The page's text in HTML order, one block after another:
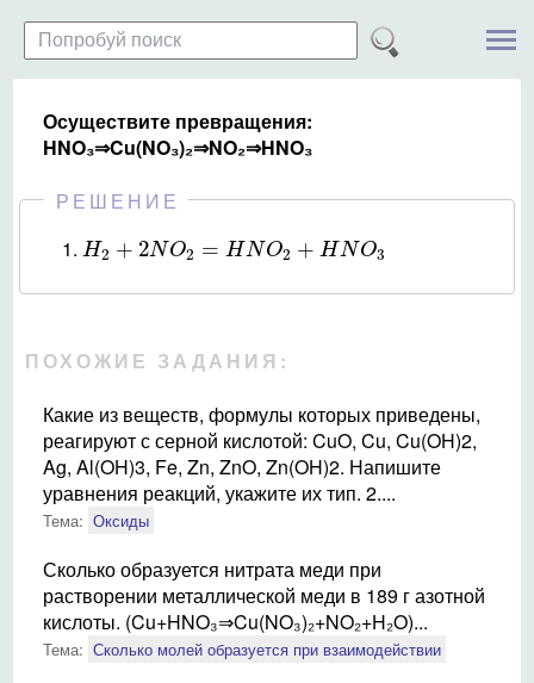
Осуществите превращения:
HNO₃⇒Cu(NO₃)₂⇒NO₂⇒HNO₃
РЕШЕНИЕ
1. H2 + 2NO2 = HNO2 + HNO3
H2 2 NO2= O2+H O 3
ПОХОЖИЕ ЗАДАНИЯ:
Какие из веществ, формулы которых приведены,
реагируют с серной кислотой: CuO, Cu, Cu(OH)2,
Ag, Al(OH)3, Fe, Zn, ZnO, Zn(OH)2. Напишите
уравнения реакций, укажите их тип. 2....
Тема: Оксиды
Сколько образуется нитрата меди при
растворении металлической меди в 189 г азотной
кислоты. (Cu+HNO₃⇒Cu(NO₃)₂+NO₂+H₂O)...
Тема: Сколько молей образуется при взаимодействии